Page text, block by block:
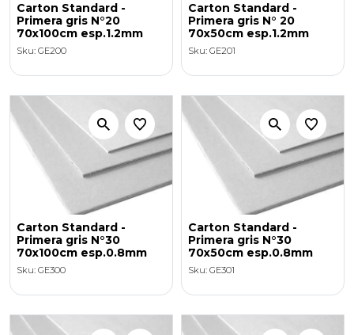
Carton Standard -
Primera gris N°20
70x100cm esp.1.2mm
Sku: GE200
Carton Standard -
Primera gris N° 20
70x50cm esp.1.2mm
Sku: GE201
Carton Standard -
Primera gris N°30
70x100cm esp.0.8mm
Sku: GE300
Carton Standard -
Primera gris N°30
70x50cm esp.0.8mm
Sku: GE301